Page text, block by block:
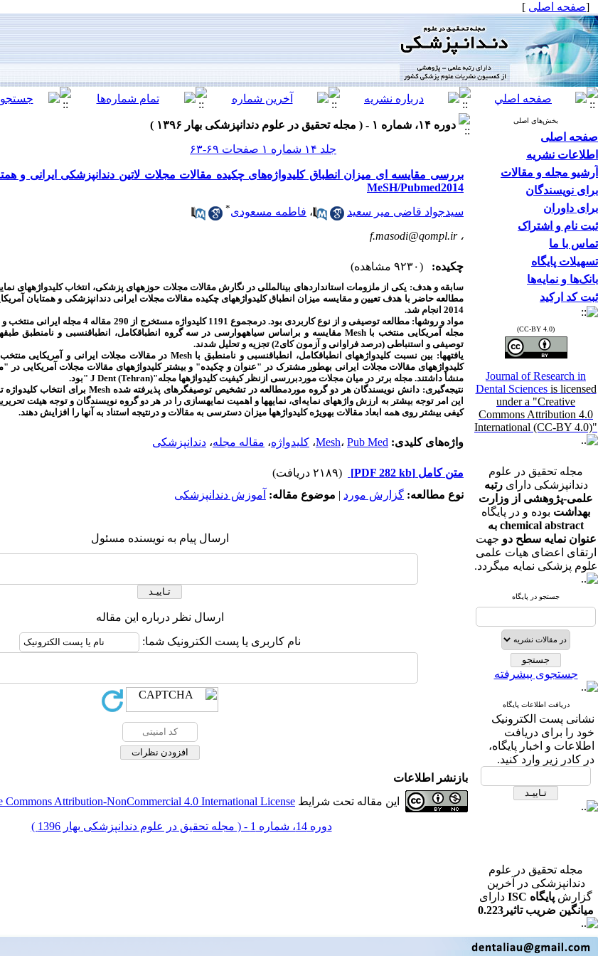
[صفحه اصلی ]
بخش‌های اصلی
صفحه اصلی
اطلاعات نشریه
آرشیو مجله و مقالات
برای نویسندگان
برای داوران
ثبت نام و اشتراک
تماس با ما
تسهیلات پایگاه
بانک‌ها و نمایه‌ها
ثبت کد ارکید
(CC-BY 4.0)
Journal of Research in
Dental Sciences is licensed
under a "Creative
Commons Attribution 4.0
International (CC-BY 4.0)"
مجله تحقیق در علوم
دندانپزشکی دارایرتبه
علمی-پژوهشی از وزارت
بهداشت بوده و در پایگاه
chemical abstract به
عنوان نمایه سطح دو جهت
ارتقای اعضای هیات علمی
علوم پزشکی نمایه میگردد.
جستجو در پایگاه
جستجوی پیشرفته
دریافت اطلاعات پایگاه
نشانی پست الکترونیک
خود را برای دریافت
اطلاعات و اخبار پایگاه،
در کادر زیر وارد کنید.
مجله تحقیق در علوم
دندانپزشکی در آخرین
گزارش پایگاه ISC
دارای
میانگین ضریب تاثیر0.223
در رشته دندانپزشکی می
دوره ۱۴، شماره ۱ - ( مجله تحقیق در علوم دندانپزشکی بهار ۱۳۹۶ )
جلد ۱۴ شماره ۱ صفحات ۶۹-۶۳
بررسی مقایسه ‌ای میزان انطباق کلیدواژه‌های چکیده مقالات مجلات لاتین دندانپزشکی ایرانی و
MeSH/Pubmed2014
سیدجواد قاضی میر سعید ، فاطمه مسعودی*
،f.masodi@qompl.ir
چکیده: (۹۲۳۰ مشاهده)
سابقه و هدف: یکی از ملزومات استانداردهای بین‏المللی در نگارش مقالات مجلات حوزه‏های پزشکی، انتخاب کلیدواژه‏های
مطالعه حاضر با هدف تعیین و مقایسه میزان انطباق کلیدواژه‏های چکیده مقالات مجلات ایرانی دندانپزشکی و همتایان
2014 انجام شد
.
مواد و روش‏ها
مجله آمریکایی منتخب باMesh مقایسه و براساس سیاهه‏وارسی در سه گروه انطباق‏کامل، انطباق‏نسبی و نامنطبق
توصیفی و استنباطی (درصد فراوانی و آزمون کای2) تجزیه و تحلیل شدند
.
یافته­ها: بین نسبت کلیدواژه‏های انطباق‏کامل، انطباق‏نسبی و نامنطبق باMesh در مقالات مجلات ایرانی و آمریکایی
کلیدواژه‏های مقالات مجلات ایرانی به‏طور مشترک در "عنوان و چکیده‏" و بیشتر کلیدواژه‏های مقالات مجلات آمریکایی در
منشأ داشتند. مجله برتر در میان مجلات موردبررسی ازنظر کیفیت کلیدواژه‏ها مجله"
J Dent (Tehran)
"بود.
نتیجه‌گیری: دانش نویسندگان هر دو گروه موردمطالعه در تشخیص توصیفگرهای پذیرفته شدهMesh برای انتخاب
این امر توجه بیشتر به ارزش واژه‏های نمایه‌ای، نمایه‏ها و اهمیت نمایه‏سازی را در هر دو گروه نویسندگان و توجه هیئت
کیفی بیشتر روی همه ابعاد مقالات به‏ویژه کلیدواژه‏ها میزان دسترسی به مقالات و درنتیجه استناد به آنها را افزایش دهند.
واژه‌های کلیدی: Mesh، Pub Med ، کلیدواژه، مقاله مجله، دندانپزشکی
متن کامل [PDF 282 kb]
(۲۱۸۹ دریافت)
نوع مطالعه: گزارش مورد | موضوع مقاله: آموزش دندانپزشکی
ارسال پیام به نویسنده مسئول
ارسال نظر درباره این مقاله
نام کاربری یا پست الکترونیک شما:
بازنشر اطلاعات
این مقاله تحت شرایط Commons Attribution-NonCommercial 4.0 International License
دوره 14، شماره 1 - ( مجله تحقیق در علوم دندانپزشکی بهار 1396 )